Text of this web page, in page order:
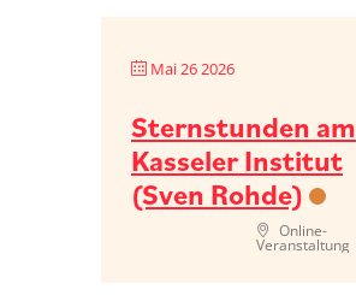
Mai 26 2026
Sternstunden am
Kasseler Institut
(Sven Rohde)
Online-
Veranstaltung